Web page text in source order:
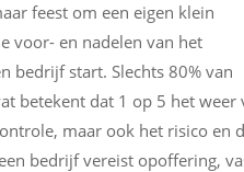
feest om een eigen klein
voor- en nadelen van het
bedrijf start. Slechts 80% van
betekent dat 1 op 5 het
maar ook het risico en
bedrijf vereist opoffering,